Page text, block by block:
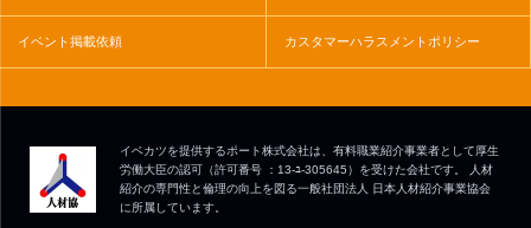
イベント掲載依頼 カスタマーハラスメントポリシー